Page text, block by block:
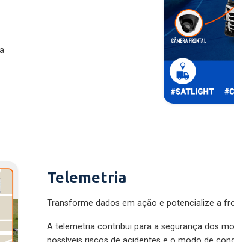
Telemetria
Transforme dados em ação e potencialize a
A telemetria contribui para a segurança dos
possíveis riscos de acidentes e o modo de